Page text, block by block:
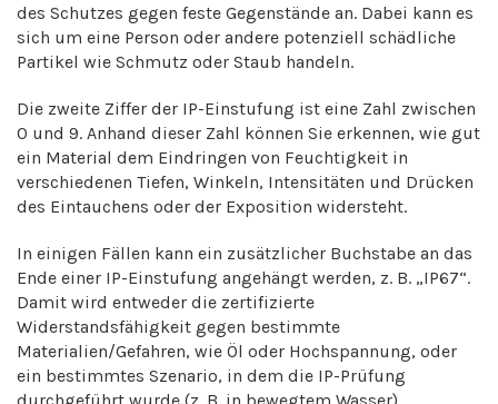
des Schutzes gegen feste Gegenstände an. Dabei kann es
sich um eine Person oder andere potenziell schädliche
Partikel wie Schmutz oder Staub handeln.
Die zweite Ziffer der IP-Einstufung ist eine Zahl zwischen
0 und 9. Anhand dieser Zahl können Sie erkennen, wie gut
ein Material dem Eindringen von Feuchtigkeit in
verschiedenen Tiefen, Winkeln, Intensitäten und Drücken
des Eintauchens oder der Exposition widersteht.
In einigen Fällen kann ein zusätzlicher Buchstabe an das
Ende einer IP-Einstufung angehängt werden, z. B. „IP67“.
Damit wird entweder die zertifizierte
Widerstandsfähigkeit gegen bestimmte
Materialien/Gefahren, wie Öl oder Hochspannung, oder
ein bestimmtes Szenario, in dem die IP-Prüfung